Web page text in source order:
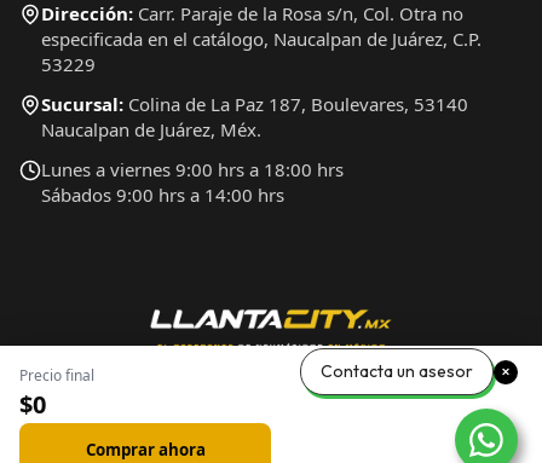
Precio final
$0
Comprar ahora
Contacta un asesor
Dirección: Carr. Paraje de la Rosa s/n, Col. Otra no
especificada en el catálogo, Naucalpan de Juárez, C.P.
53229
Sucursal: Colina de La Paz 187, Boulevares, 53140
Naucalpan de Juárez, Méx.
Lunes a viernes 9:00 hrs a 18:00 hrs
Sábados 9:00 hrs a 14:00 hrs